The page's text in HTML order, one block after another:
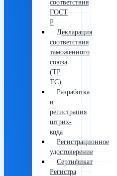
соответствия
ГОСТ
Р
Декларация
соответствия
таможенного
союза
(ТР
ТС)
Разработка
и
регистрация
штрих-
кода
Регистрационное
удостоверение
Сертификат
Регистра